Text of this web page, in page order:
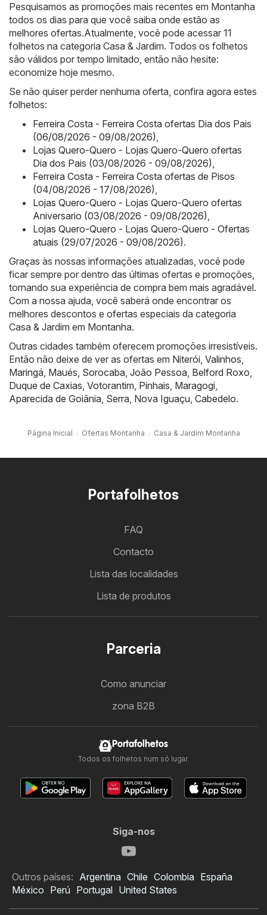
Pesquisamos as promoções mais recentes em Montanha
todos os dias para que você saiba onde estão as
melhores ofertas.Atualmente, você pode acessar 11
folhetos na categoria Casa & Jardim. Todos os folhetos
são válidos por tempo limitado, então não hesite:
economize hoje mesmo.
Se não quiser perder nenhuma oferta, confira agora estes
folhetos:
Ferreira Costa - Ferreira Costa ofertas Dia dos Pais
(06/08/2026 - 09/08/2026),
Lojas Quero-Quero - Lojas Quero-Quero ofertas
Dia dos Pais (03/08/2026 - 09/08/2026),
Ferreira Costa - Ferreira Costa ofertas de Pisos
(04/08/2026 - 17/08/2026),
Lojas Quero-Quero - Lojas Quero-Quero ofertas
Aniversario (03/08/2026 - 09/08/2026),
Lojas Quero-Quero - Lojas Quero-Quero - Ofertas
atuais (29/07/2026 - 09/08/2026).
Graças às nossas informações atualizadas, você pode
ficar sempre por dentro das últimas ofertas e promoções,
tornando sua experiência de compra bem mais agradável.
Com a nossa ajuda, você saberá onde encontrar os
melhores descontos e ofertas especiais da categoria
Casa & Jardim em Montanha.
Outras cidades também oferecem promoções irresistíveis.
Então não deixe de ver as ofertas em Niterói, Valinhos,
Maringá, Maués, Sorocaba, João Pessoa, Belford Roxo,
Duque de Caxias, Votorantim, Pinhais, Maragogi,
Aparecida de Goiânia, Serra, Nova Iguaçu, Cabedelo.
Página Inicial Ofertas Montanha Casa & Jardim Montanha
Portafolhetos
FAQ
Contacto
Lista das localidades
Lista de produtos
Parceria
Como anunciar
zona B2B
Portafolhetos
Todos os folhetos num só lugar.
Siga-nos
Outros países: Argentina Chile Colombia España
México Perú Portugal United States